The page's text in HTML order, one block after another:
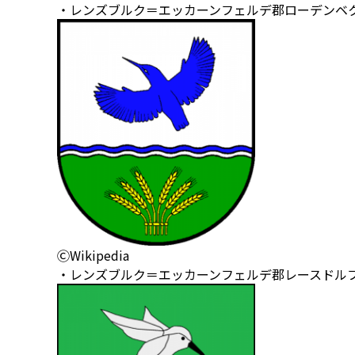
・レンズブルク＝エッカーンフェルデ郡ローデンベ
ⒸWikipedia
・レンズブルク＝エッカーンフェルデ郡レースドル